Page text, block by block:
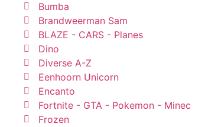
Bumba
Brandweerman Sam
BLAZE - CARS - Planes
Dino
Diverse A-Z
Eenhoorn Unicorn
Encanto
Fortnite - GTA - Pokemon - Minec
Frozen